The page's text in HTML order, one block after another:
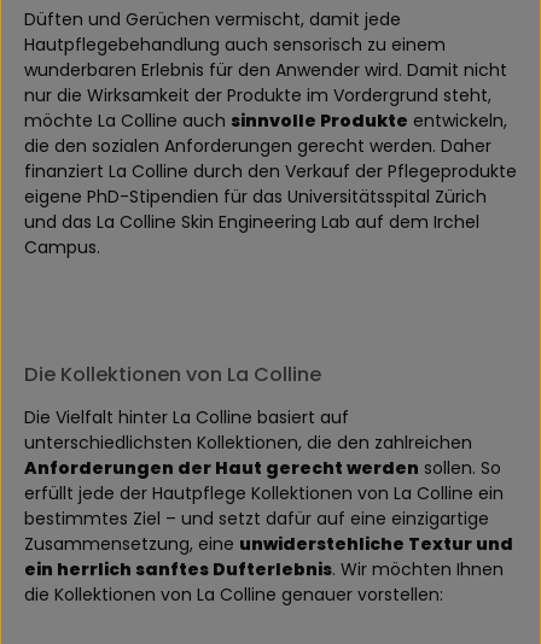
Düften und Gerüchen vermischt, damit jede
Hautpflegebehandlung auch sensorisch zu einem
wunderbaren Erlebnis für den Anwender wird. Damit nicht
nur die Wirksamkeit der Produkte im Vordergrund steht,
möchte La Colline auch sinnvolle Produkte entwickeln,
die den sozialen Anforderungen gerecht werden. Daher
finanziert La Colline durch den Verkauf der Pflegeprodukte
eigene PhD-Stipendien für das Universitätsspital Zürich
und das La Colline Skin Engineering Lab auf dem Irchel
Campus.
Die Kollektionen von La Colline
Die Vielfalt hinter La Colline basiert auf
unterschiedlichsten Kollektionen, die den zahlreichen
Anforderungen der Haut gerecht werden sollen. So
erfüllt jede der Hautpflege Kollektionen von La Colline ein
bestimmtes Ziel – und setzt dafür auf eine einzigartige
Zusammensetzung, eine unwiderstehliche Textur und
ein herrlich sanftes Dufterlebnis. Wir möchten Ihnen
die Kollektionen von La Colline genauer vorstellen: